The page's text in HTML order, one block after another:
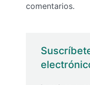
comentarios.